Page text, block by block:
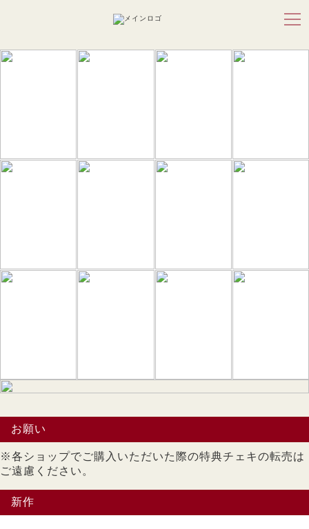
お願い
※各ショップでご購入いただいた際の特典チェキの転売は
ご遠慮ください。
新作